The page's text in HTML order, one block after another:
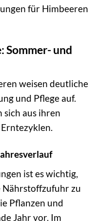
für Himbeeren
Sommer- und
weisen deutliche
und Pflege auf.
sich aus ihren
ist es wichtig,
Nährstoffzufuhr zu
Pflanzen und
Jahr vor. Im